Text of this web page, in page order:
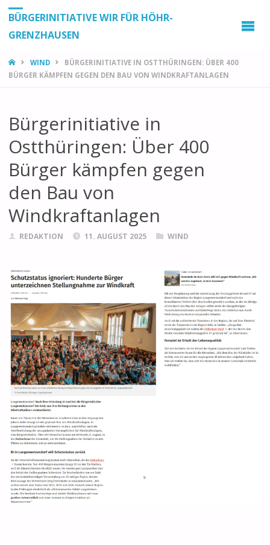
BÜRGERINITIATIVE WIR FÜR HÖHR-
GRENZHAUSEN
STARTWIND
BÜRGERINITIATIVE IN OSTTHÜRINGEN: ÜBER 400
BÜRGER KÄMPFEN GEGEN DEN BAU VON WINDKRAFTANLAGEN
Bürgerinitiative in
Ostthüringen: Über 400
Bürger kämpfen gegen
den Bau von
Windkraftanlagen
REDAKTION 11. AUGUST 2025 WIND